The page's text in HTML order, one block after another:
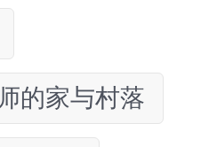
的家与村落